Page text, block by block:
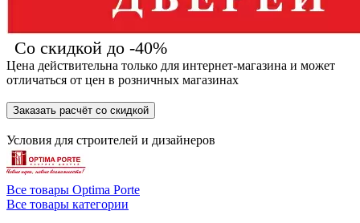
Со скидкой до -40%
Цена действительна только для интернет-магазина и может
отличаться от цен в розничных магазинах
Заказать расчёт со скидкой
Условия для строителей и дизайнеров
Все товары Optima Porte
Все товары категории